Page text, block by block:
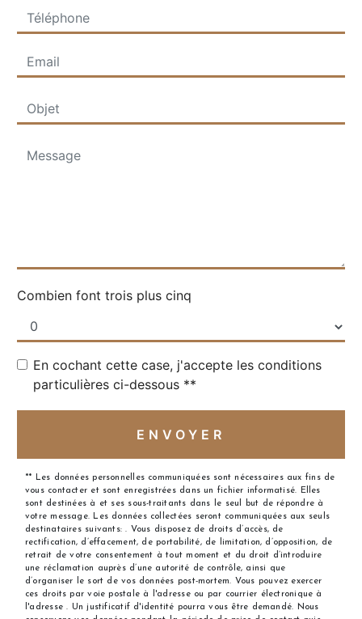
Combien font trois plus cinq
En cochant cette case, j'accepte les conditions
particulières ci-dessous **
ENVOYER
** Les données personnelles communiquées sont nécessaires aux fins de
vous contacter et sont enregistrées dans un fichier informatisé. Elles
sont destinées à et ses sous-traitants dans le seul but de répondre à
votre message. Les données collectées seront communiquées aux seuls
destinataires suivants: . Vous disposez de droits d’accès, de
rectification, d’effacement, de portabilité, de limitation, d’opposition, de
retrait de votre consentement à tout moment et du droit d’introduire
une réclamation auprès d’une autorité de contrôle, ainsi que
d’organiser le sort de vos données post-mortem. Vous pouvez exercer
ces droits par voie postale à l'adresse ou par courrier électronique à
l'adresse . Un justificatif d'identité pourra vous être demandé. Nous